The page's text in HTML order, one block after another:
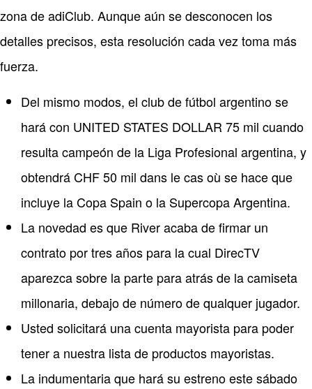
zona de adiClub. Aunque aún se desconocen los
detalles precisos, esta resolución cada vez toma más
fuerza.
Del mismo modos, el club de fútbol argentino se
hará con UNITED STATES DOLLAR 75 mil cuando
resulta campeón de la Liga Profesional argentina, y
obtendrá CHF 50 mil dans le cas où se hace que
incluye la Copa Spain o la Supercopa Argentina.
La novedad es que River acaba de firmar un
contrato por tres años para la cual DirecTV
aparezca sobre la parte para atrás de la camiseta
millonaria, debajo de número de qualquer jugador.
Usted solicitará una cuenta mayorista para poder
tener a nuestra lista de productos mayoristas.
La indumentaria que hará su estreno este sábado